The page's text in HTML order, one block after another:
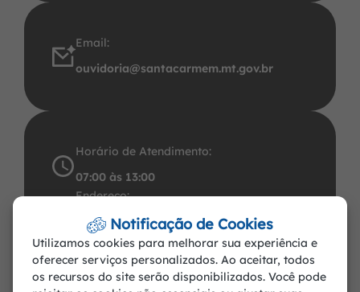
Email:
ouvidoria@santacarmem.mt.gov.br
Horário de Atendimento:
07:00 às 13:00
Endereço:
Avenida Santos Dumont, 491 Centro CEP:
78.545-000. CNPJ: 37.465.283/0001-57
Santa Carmem-MT
Notificação de Cookies
Utilizamos cookies para melhorar sua experiência e
oferecer serviços personalizados. Ao aceitar, todos
os recursos do site serão disponibilizados. Você pode